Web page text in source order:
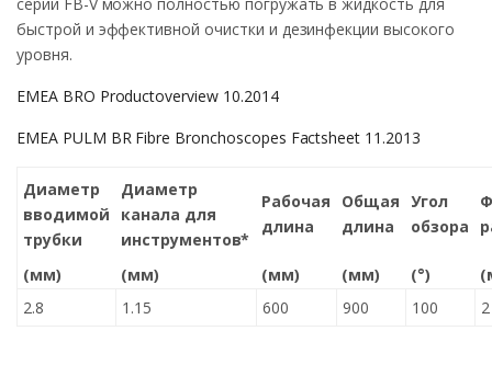
быстрой и эффективной очистки и дезинфекции высокого
уровня.
EMEA BRO Productoverview 10.2014
EMEA PULM BR Fibre Bronchoscopes Factsheet 11.2013
Диаметр
вводимой
трубки
Диаметр
канала для
инструментов*
Рабочая
длина
Общая
длина
Угол
обзора
(мм) (мм) (мм) (мм) (°)
2.8
1.15 600 900 100